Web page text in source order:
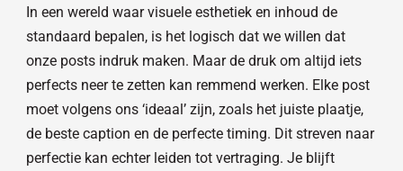
In een wereld waar visuele esthetiek en inhoud de
standaard bepalen, is het logisch dat we willen dat
onze posts indruk maken. Maar de druk om altijd iets
perfects neer te zetten kan remmend werken. Elke post
moet volgens ons ‘ideaal’ zijn, zoals het juiste plaatje,
de beste caption en de perfecte timing. Dit streven naar
perfectie kan echter leiden tot vertraging. Je blijft